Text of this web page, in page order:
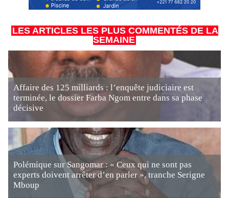
LES ARTICLES LES PLUS COMMENTÉS DE LA
SEMAINE
Affaire des 125 milliards : l’enquête judiciaire est
terminée, le dossier Farba Ngom entre dans sa phase
décisive
Polémique sur Sangomar : « Ceux qui ne sont pas
experts doivent arrêter d’en parler », tranche Serigne
Mboup